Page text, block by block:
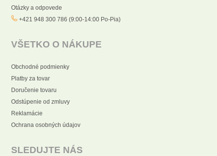
Otázky a odpovede
+421 948 300 786 (9:00-14:00 Po-Pia)
VŠETKO O NÁKUPE
Obchodné podmienky
Platby za tovar
Doručenie tovaru
Odstúpenie od zmluvy
Reklamácie
Ochrana osobných údajov
SLEDUJTE NÁS